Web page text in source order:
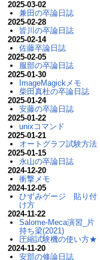
2025-03-02
兼田の卒論日誌
2025-02-28
皆川の卒論日誌
2025-02-14
佐藤卒論日誌
2025-02-05
服部の卒論日誌
2025-01-30
ImageMagickメモ
柴田真杜の卒論日誌
2025-01-24
安藤の卒論日誌
2025-01-22
unixコマンド
2025-01-21
オートグラフ試験方法
2025-01-15
永山の卒論日誌
2024-12-20
衝撃メモ
2024-12-05
ひずみゲージ 貼り付
け方
2024-11-22
Salome-Meca演習_片
持ち梁(2021)
圧縮試験機の使い方★
2024-11-20
安部の修論日誌